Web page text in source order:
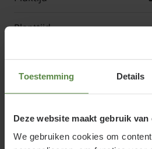
Toestemming Details
Deze website maakt gebruik van
We gebruiken cookies om
Planttijd
Product-serie
Totale hoogte leiboom